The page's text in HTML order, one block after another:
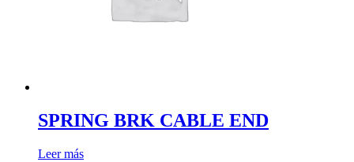
SPRING BRK CABLE END
Leer más